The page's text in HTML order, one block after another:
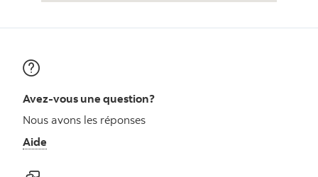
Avez-vous une question?
Nous avons les réponses
Aide